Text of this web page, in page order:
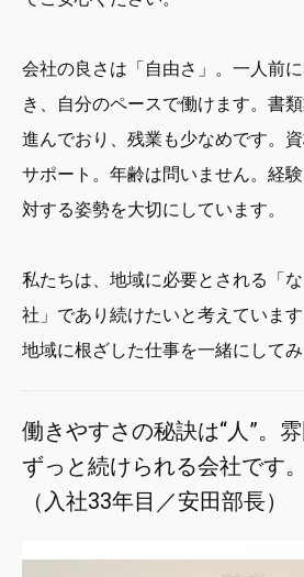
会社の良さは「自由さ」。一人前
き、自分のペースで働けます。書
進んでおり、残業も少なめです。
サポート。年齢は問いません。経
対する姿勢を大切にしています。
私たちは、地域に必要とされる「
社」であり続けたいと考えています
地域に根ざした仕事を一緒にして
働きやすさの秘訣は“人”。雰
ずっと続けられる会社です。
（入社33年目／安田部長）